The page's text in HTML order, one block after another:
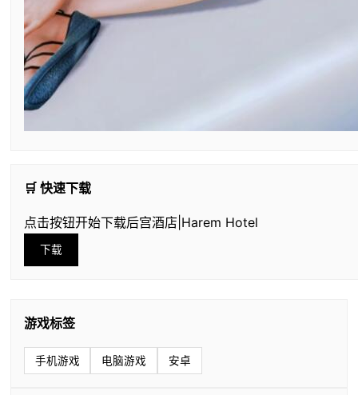
🛒 快速下载
点击按钮开始下载后宫酒店|Harem Hotel
下载
游戏标签
手机游戏 电脑游戏 安卓